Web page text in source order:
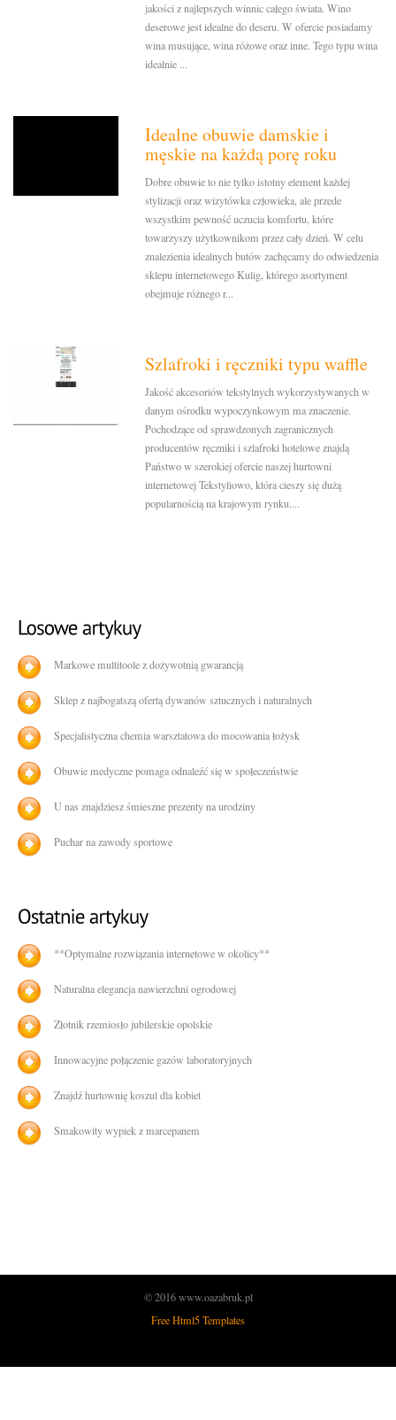
jakości z najlepszych winnic całego świata. Wino
deserowe jest idealne do deseru. W ofercie posiadamy
wina musujące, wina różowe oraz inne. Tego typu wina
idealnie ...
Idealne obuwie damskie i
męskie na każdą porę roku
Dobre obuwie to nie tylko istotny element każdej
stylizacji oraz wizytówka człowieka, ale przede
wszystkim pewność uczucia komfortu, które
towarzyszy użytkownikom przez cały dzień. W celu
znalezienia idealnych butów zachęcamy do odwiedzenia
sklepu internetowego Kulig, którego asortyment
obejmuje różnego r...
Szlafroki i ręczniki typu waffle
Jakość akcesoriów tekstylnych wykorzystywanych w
danym ośrodku wypoczynkowym ma znaczenie.
Pochodzące od sprawdzonych zagranicznych
producentów ręczniki i szlafroki hotelowe znajdą
Państwo w szerokiej ofercie naszej hurtowni
internetowej Tekstyliowo, która cieszy się dużą
popularnością na krajowym rynku....
Markowe multitoole z dożywotnią gwarancją
Sklep z najbogatszą ofertą dywanów sztucznych i naturalnych
Specjalistyczna chemia warsztatowa do mocowania łożysk
Obuwie medyczne pomaga odnaleźć się w społeczeństwie
U nas znajdziesz śmieszne prezenty na urodziny
Puchar na zawody sportowe
**Optymalne rozwiązania internetowe w okolicy**
Naturalna elegancja nawierzchni ogrodowej
Złotnik rzemiosło jubilerskie opolskie
Innowacyjne połączenie gazów laboratoryjnych
Znajdź hurtownię koszul dla kobiet
Smakowity wypiek z marcepanem
© 2016 www.oazabruk.pl
Free Html5 Templates